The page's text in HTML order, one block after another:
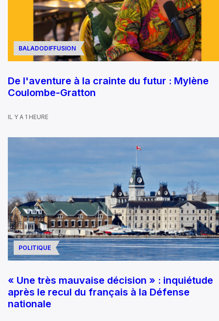
BALADODIFFUSION
De l'aventure à la crainte du futur : Mylène
Coulombe-Gratton
IL Y A 1 HEURE
POLITIQUE
« Une très mauvaise décision » : inquiétude
après le recul du français à la Défense
nationale